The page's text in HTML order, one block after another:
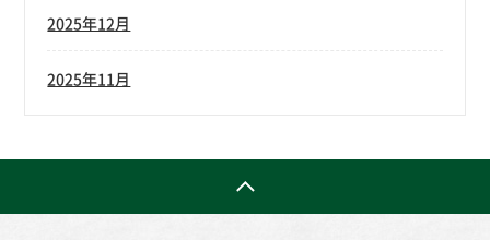
2025年12月
2025年11月